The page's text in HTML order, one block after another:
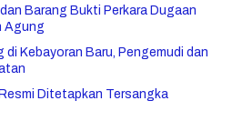
Barang Bukti Perkara Dugaan
Agung
di Kebayoran Baru, Pengemudi dan
Ditetapkan Tersangka